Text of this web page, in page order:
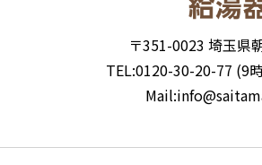
〒351-0023 埼玉県
TEL:0120-30-20-77 (9